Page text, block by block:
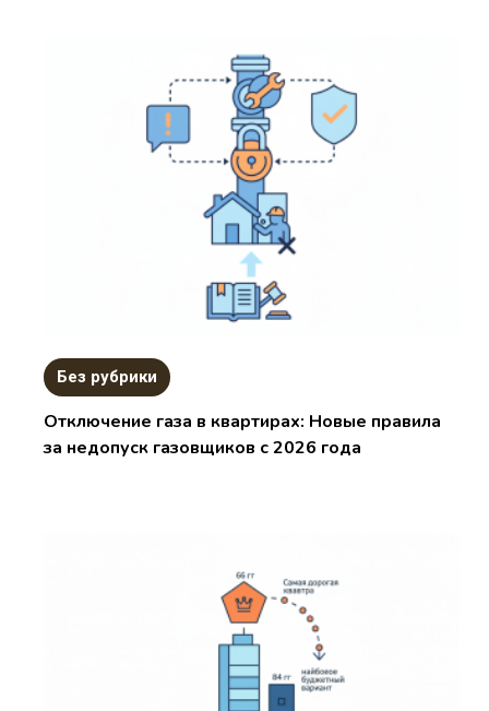
Без рубрики
Отключение газа в квартирах: Новые правила
за недопуск газовщиков с 2026 года